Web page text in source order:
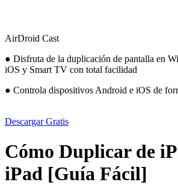
AirDroid Cast
● Disfruta de la duplicación de pantalla en
iOS y Smart TV con total facilidad
● Controla dispositivos Android e iOS de
Descargar Gratis
Cómo Duplicar de
iPad [Guía Fácil]